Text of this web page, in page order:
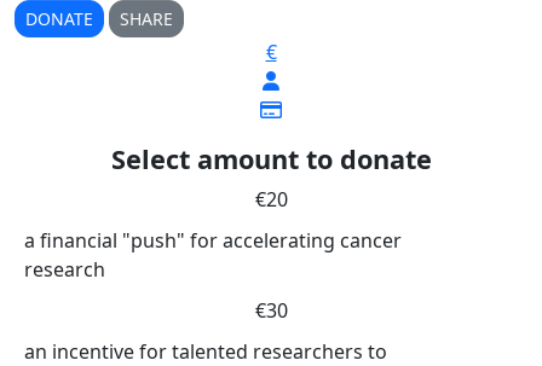
DONATE SHARE
€
Select amount to donate
€20
a financial "push" for accelerating cancer
research
€30
an incentive for talented researchers to